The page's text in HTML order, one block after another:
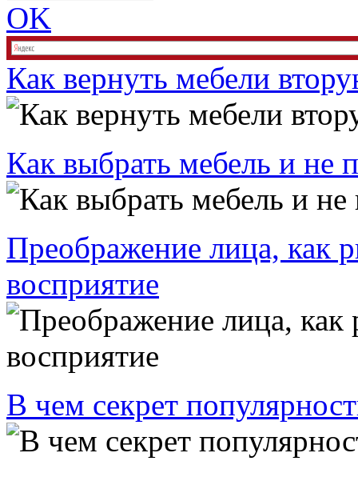
OK
Как вернуть мебели
Как выбрать мебель и не
Преображение лица, как
восприятие
В чем секрет